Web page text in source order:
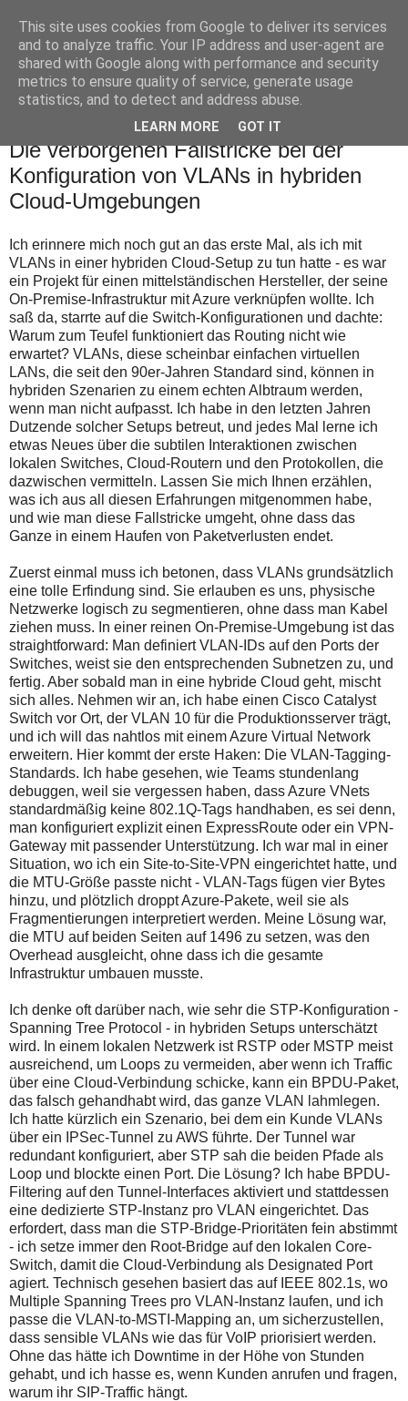
Leberhart
Die verborgenen Fallstricke bei der
Konfiguration von VLANs in hybriden
Cloud-Umgebungen
Ich erinnere mich noch gut an das erste Mal, als ich mit
VLANs in einer hybriden Cloud-Setup zu tun hatte - es war
ein Projekt für einen mittelständischen Hersteller, der seine
On-Premise-Infrastruktur mit Azure verknüpfen wollte. Ich
saß da, starrte auf die Switch-Konfigurationen und dachte:
Warum zum Teufel funktioniert das Routing nicht wie
erwartet? VLANs, diese scheinbar einfachen virtuellen
LANs, die seit den 90er-Jahren Standard sind, können in
hybriden Szenarien zu einem echten Albtraum werden,
wenn man nicht aufpasst. Ich habe in den letzten Jahren
Dutzende solcher Setups betreut, und jedes Mal lerne ich
etwas Neues über die subtilen Interaktionen zwischen
lokalen Switches, Cloud-Routern und den Protokollen, die
dazwischen vermitteln. Lassen Sie mich Ihnen erzählen,
was ich aus all diesen Erfahrungen mitgenommen habe,
und wie man diese Fallstricke umgeht, ohne dass das
Ganze in einem Haufen von Paketverlusten endet.
Zuerst einmal muss ich betonen, dass VLANs grundsätzlich
eine tolle Erfindung sind. Sie erlauben es uns, physische
Netzwerke logisch zu segmentieren, ohne dass man Kabel
ziehen muss. In einer reinen On-Premise-Umgebung ist das
straightforward: Man definiert VLAN-IDs auf den Ports der
Switches, weist sie den entsprechenden Subnetzen zu, und
fertig. Aber sobald man in eine hybride Cloud geht, mischt
sich alles. Nehmen wir an, ich habe einen Cisco Catalyst
Switch vor Ort, der VLAN 10 für die Produktionsserver trägt,
und ich will das nahtlos mit einem Azure Virtual Network
erweitern. Hier kommt der erste Haken: Die VLAN-Tagging-
Standards. Ich habe gesehen, wie Teams stundenlang
debuggen, weil sie vergessen haben, dass Azure VNets
standardmäßig keine 802.1Q-Tags handhaben, es sei denn,
man konfiguriert explizit einen ExpressRoute oder ein VPN-
Gateway mit passender Unterstützung. Ich war mal in einer
Situation, wo ich ein Site-to-Site-VPN eingerichtet hatte, und
die MTU-Größe passte nicht - VLAN-Tags fügen vier Bytes
hinzu, und plötzlich droppt Azure-Pakete, weil sie als
Fragmentierungen interpretiert werden. Meine Lösung war,
die MTU auf beiden Seiten auf 1496 zu setzen, was den
Overhead ausgleicht, ohne dass ich die gesamte
Infrastruktur umbauen musste.
Ich denke oft darüber nach, wie sehr die STP-Konfiguration -
Spanning Tree Protocol - in hybriden Setups unterschätzt
wird. In einem lokalen Netzwerk ist RSTP oder MSTP meist
ausreichend, um Loops zu vermeiden, aber wenn ich Traffic
über eine Cloud-Verbindung schicke, kann ein BPDU-Paket,
das falsch gehandhabt wird, das ganze VLAN lahmlegen.
Ich hatte kürzlich ein Szenario, bei dem ein Kunde VLANs
über ein IPSec-Tunnel zu AWS führte. Der Tunnel war
redundant konfiguriert, aber STP sah die beiden Pfade als
Loop und blockte einen Port. Die Lösung? Ich habe BPDU-
Filtering auf den Tunnel-Interfaces aktiviert und stattdessen
eine dedizierte STP-Instanz pro VLAN eingerichtet. Das
erfordert, dass man die STP-Bridge-Prioritäten fein abstimmt
- ich setze immer den Root-Bridge auf den lokalen Core-
Switch, damit die Cloud-Verbindung als Designated Port
agiert. Technisch gesehen basiert das auf IEEE 802.1s, wo
Multiple Spanning Trees pro VLAN-Instanz laufen, und ich
passe die VLAN-to-MSTI-Mapping an, um sicherzustellen,
dass sensible VLANs wie das für VoIP priorisiert werden.
Ohne das hätte ich Downtime in der Höhe von Stunden
gehabt, und ich hasse es, wenn Kunden anrufen und fragen,
warum ihr SIP-Traffic hängt.
This site uses cookies from Google to deliver its services
and to analyze traffic. Your IP address and user-agent are
shared with Google along with performance and security
metrics to ensure quality of service, generate usage
statistics, and to detect and address abuse.
LEARN MORE GOT IT